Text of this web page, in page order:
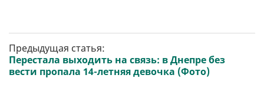
Предыдущая статья:
Перестала выходить на связь: в Днепре без
вести пропала 14-летняя девочка (Фото)